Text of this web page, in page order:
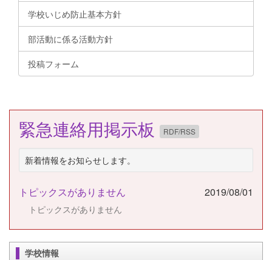
学校いじめ防止基本方針
部活動に係る活動方針
投稿フォーム
緊急連絡用掲示板 RDF/RSS
新着情報をお知らせします。
トピックスがありません 2019/08/01
トピックスがありません
学校情報